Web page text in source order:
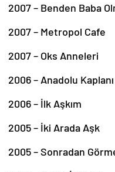
2007 – Benden Baba
2007 – Metropol Cafe
2007 – Oks Anneleri
2006 – Anadolu Kaplanı
2006 – İlk Aşkım
2005 – İki Arada Aşk
2005 – Sonradan